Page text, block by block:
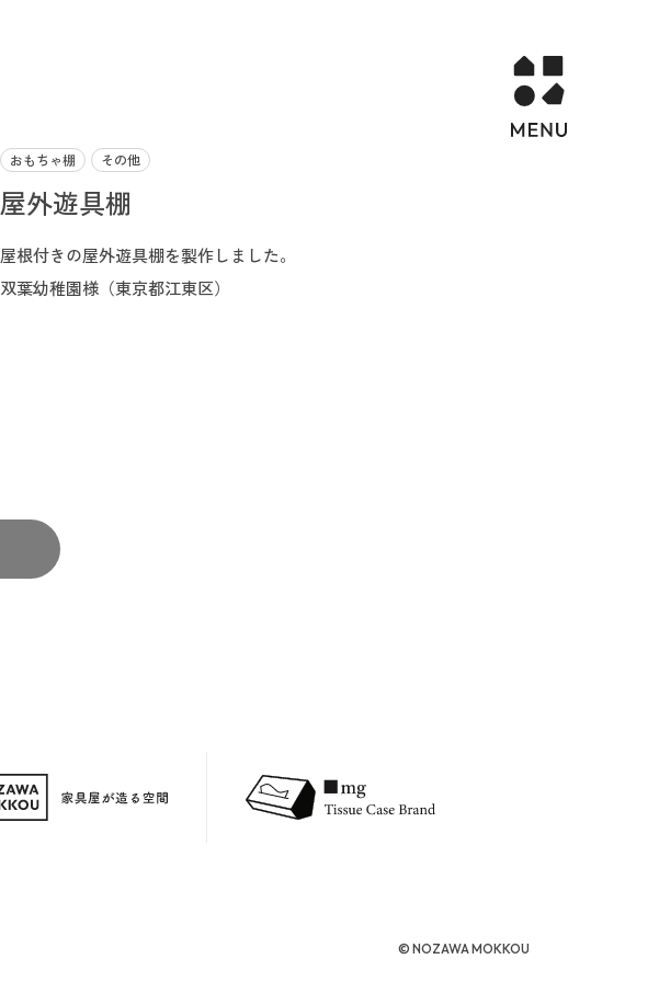
おもちゃ棚 その他
屋外遊具棚
屋根付きの屋外遊具棚を製作しました。
双葉幼稚園様（東京都江東区）
©︎ NOZAWA MOKKOU